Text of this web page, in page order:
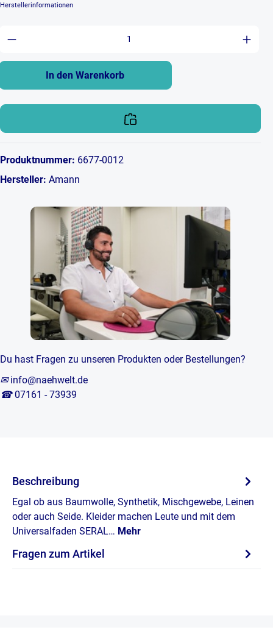
Herstellerinformationen
Anzahl: Gib den gewünschten Wert
In den Warenkorb
Produktnummer: 6677-0012
Hersteller: Amann
Du hast Fragen zu unseren Produkten oder Bestellungen?
✉ info@naehwelt.de
☎ 07161 - 73939
Beschreibung
Egal ob aus Baumwolle, Synthetik, Mischgewebe, Leinen
oder auch Seide. Kleider machen Leute und mit dem
Universalfaden SERAL… Mehr
Fragen zum Artikel